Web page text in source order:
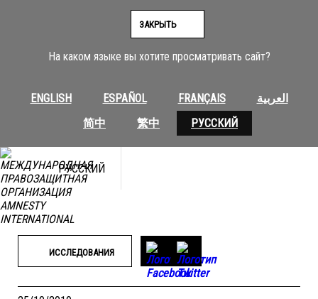
На каком языке вы хотите просматривать сайт?
ENGLISH ESPAÑOL FRANÇAIS
العربية
简中
繁中 РУССКИЙ
ЗАКРЫТЬ
РУССКИЙ
ИССЛЕДОВАНИЯ